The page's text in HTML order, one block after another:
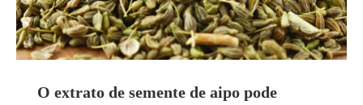
O extrato de semente de aipo pode